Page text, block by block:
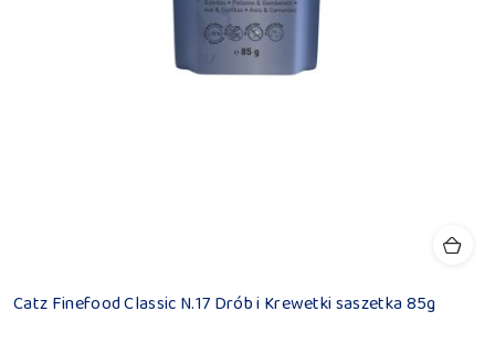
Catz Finefood Classic N.17 Drób i Krewetki saszetka 85g